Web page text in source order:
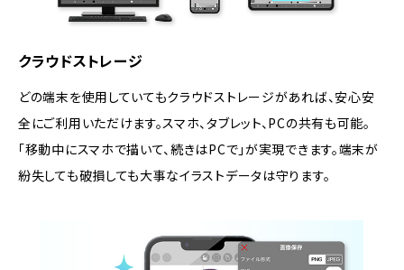
クラウドストレージ
どの端末を使用していてもクラウドストレージがあれば、安心安
全にご利用いただけます。スマホ、タブレット、PCの共有も可能。
「移動中にスマホで描いて、続きはPCで」が実現できます。端末が
紛失しても破損しても大事なイラストデータは守ります。